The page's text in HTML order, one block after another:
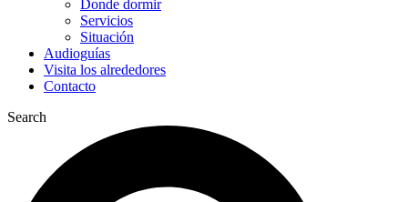
Donde dormir
Servicios
Situación
Audioguías
Visita los alrededores
Contacto
Search